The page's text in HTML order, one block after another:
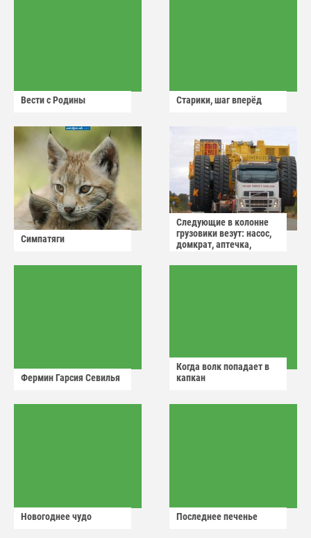
Вести с Родины Старики, шаг вперёд
Симпатяги
Следующие в колонне
грузовики везут: насос,
домкрат, аптечка,
Фермин Гарсия Севилья
Когда волк попадает в
капкан
Новогоднее чудо Последнее печенье